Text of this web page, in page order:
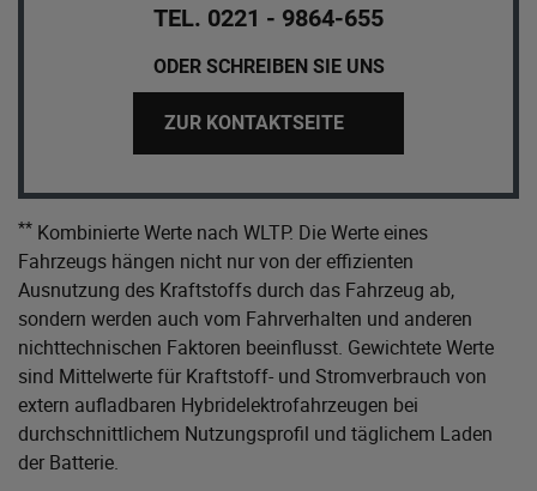
TEL. 0221 - 9864-655
ODER SCHREIBEN SIE UNS
ZUR KONTAKTSEITE
** Kombinierte Werte nach WLTP. Die Werte eines
Fahrzeugs hängen nicht nur von der effizienten
Ausnutzung des Kraftstoffs durch das Fahrzeug ab,
sondern werden auch vom Fahrverhalten und anderen
nichttechnischen Faktoren beeinflusst. Gewichtete Werte
sind Mittelwerte für Kraftstoff- und Stromverbrauch von
extern aufladbaren Hybridelektrofahrzeugen bei
durchschnittlichem Nutzungsprofil und täglichem Laden
der Batterie.